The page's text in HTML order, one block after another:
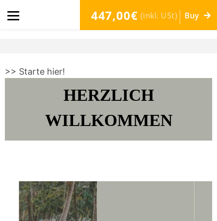
447,00€ (inkl. USt) Buy
>> Starte hier!
HERZLICH
WILLKOMMEN